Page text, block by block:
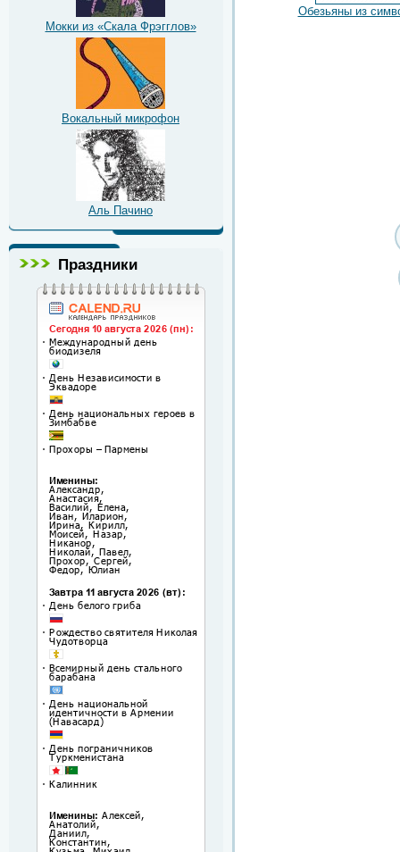
Мокки из «Скала Фрэгглов»
Вокальный микрофон
Аль Пачино
Праздники
Обезьяны из